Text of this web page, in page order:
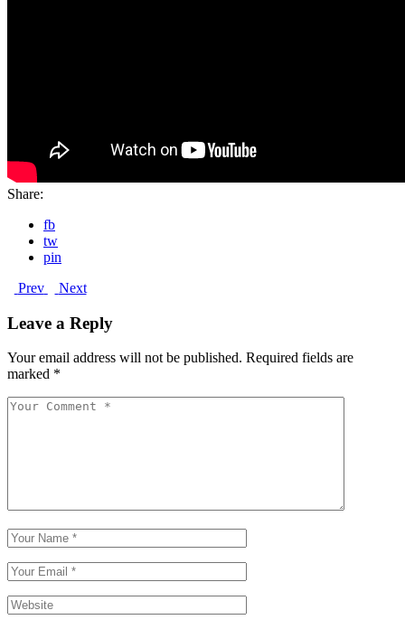
Share:
fb
tw
pin
Prev
Next
Leave a Reply
Your email address will not be published. Required fields are
marked *